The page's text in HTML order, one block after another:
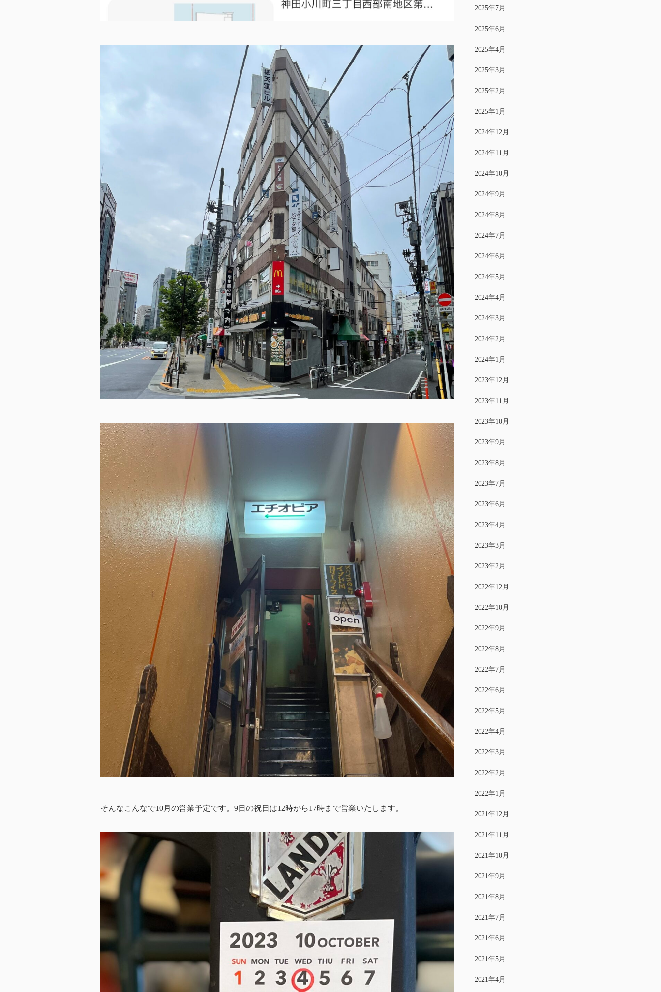
そんなこんなで10月の営業予定です。9日の祝日は12時から17時まで営業いたします。
2025年7月
2025年6月
2025年4月
2025年3月
2025年2月
2025年1月
2024年12月
2024年11月
2024年10月
2024年9月
2024年8月
2024年7月
2024年6月
2024年5月
2024年4月
2024年3月
2024年2月
2024年1月
2023年12月
2023年11月
2023年10月
2023年9月
2023年8月
2023年7月
2023年6月
2023年4月
2023年3月
2023年2月
2022年12月
2022年10月
2022年9月
2022年8月
2022年7月
2022年6月
2022年5月
2022年4月
2022年3月
2022年2月
2022年1月
2021年12月
2021年11月
2021年10月
2021年9月
2021年8月
2021年7月
2021年6月
2021年5月
2021年4月